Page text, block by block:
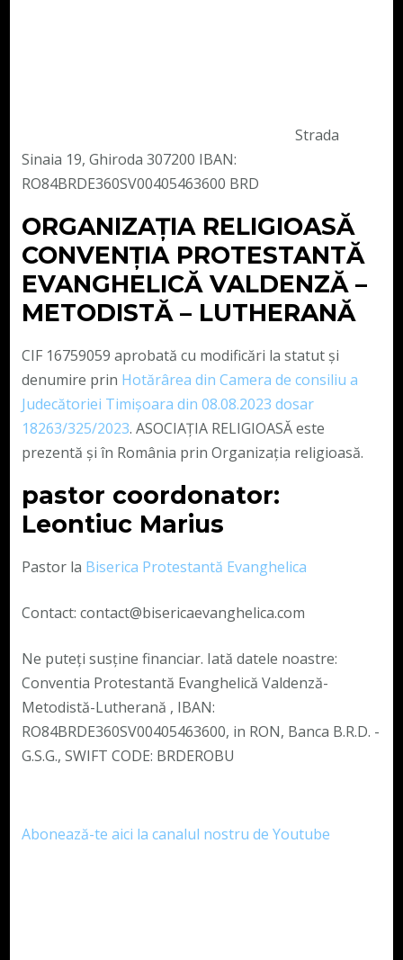
Strada
Sinaia 19, Ghiroda 307200 IBAN:
RO84BRDE360SV00405463600 BRD
ORGANIZAȚIA RELIGIOASĂ
CONVENŢIA PROTESTANTĂ
EVANGHELICĂ VALDENZĂ –
METODISTĂ – LUTHERANĂ
CIF 16759059 aprobată cu modificări la statut și
denumire prin Hotărârea din Camera de consiliu a
Judecătoriei Timișoara din 08.08.2023 dosar
18263/325/2023. ASOCIAȚIA RELIGIOASĂ este
prezentă și în România prin Organizația religioasă.
pastor coordonator:
Leontiuc Marius
Pastor la Biserica Protestantă Evanghelica
Contact: contact@bisericaevanghelica.com
Ne puteți susține financiar. Iată datele noastre:
Conventia Protestantă Evanghelică Valdenză-
Metodistă-Lutherană , IBAN:
RO84BRDE360SV00405463600, in RON, Banca B.R.D. -
G.S.G., SWIFT CODE: BRDEROBU
Abonează-te aici la canalul nostru de Youtube